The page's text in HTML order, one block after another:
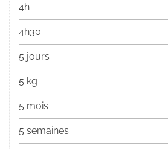
4h
4h30
5 jours
5 kg
5 mois
5 semaines